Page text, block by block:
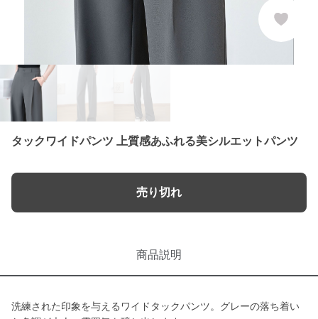
タックワイドパンツ 上質感あふれる美シルエットパンツ
売り切れ
商品説明
洗練された印象を与えるワイドタックパンツ。グレーの落ち着い